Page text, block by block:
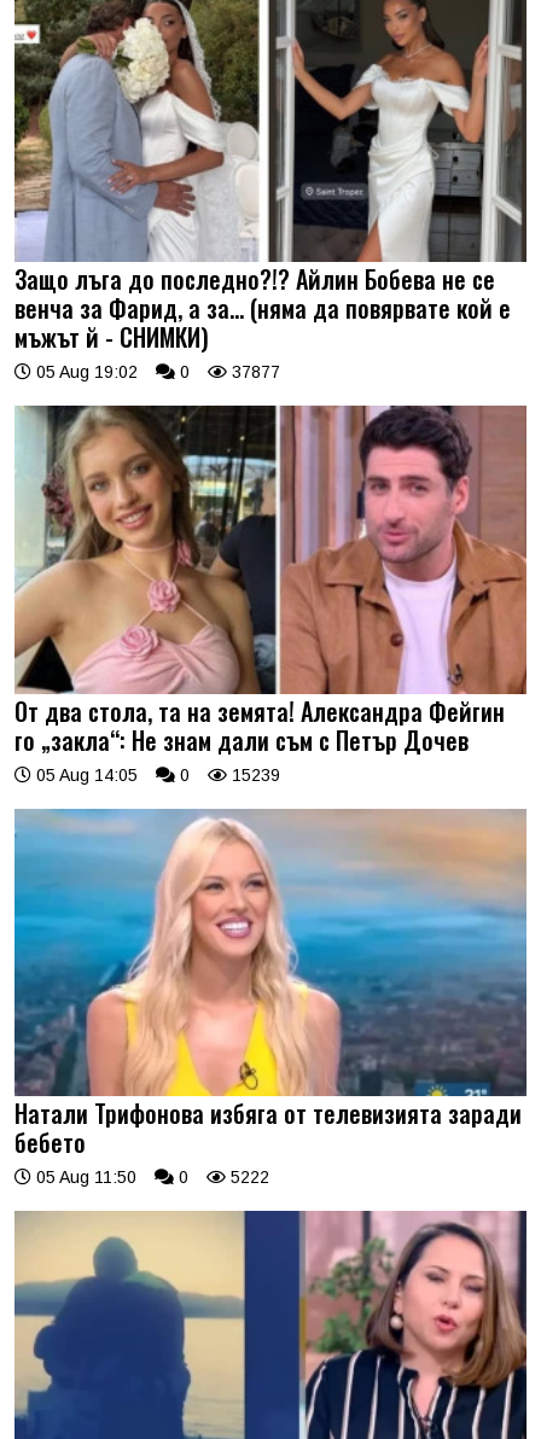
Защо лъга до последно?!? Айлин Бобева не се
венча за Фарид, а за... (няма да повярвате кой е
мъжът й - СНИМКИ)
05 Aug 19:02 0 37877
От два стола, та на земята! Александра Фейгин
го „закла“: Не знам дали съм с Петър Дочев
05 Aug 14:05 0 15239
Натали Трифонова избяга от телевизията заради
бебето
05 Aug 11:50 0 5222